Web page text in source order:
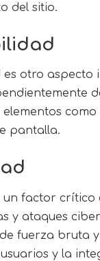
del sitio.
es otro
pantalla.
un factor
y ataques
fuerza bruta
y la